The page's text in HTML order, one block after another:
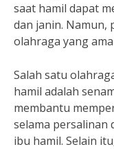
saat hamil dapat
dan janin. Namun,
olahraga yang
Salah satu
hamil adalah
membantu
selama persalinan
ibu hamil. Selain